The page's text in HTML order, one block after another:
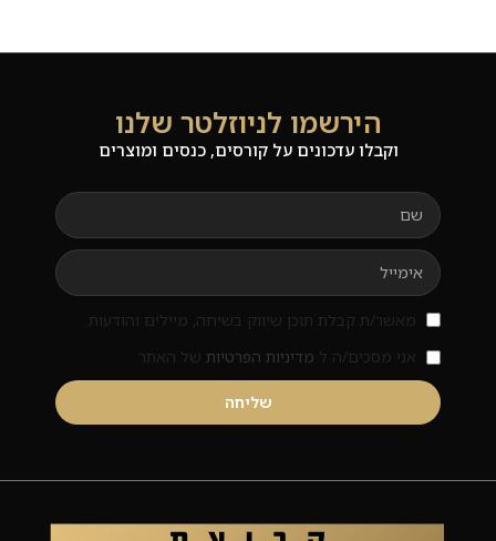
הירשמו לניוזלטר שלנו
וקבלו עדכונים על קורסים, כנסים ומוצרים
מאשר/ת קבלת תוכן שיווק בשיחה, מיילים והודעות.
אני מסכים/ה ל מדיניות הפרטיות של האתר
שליחה